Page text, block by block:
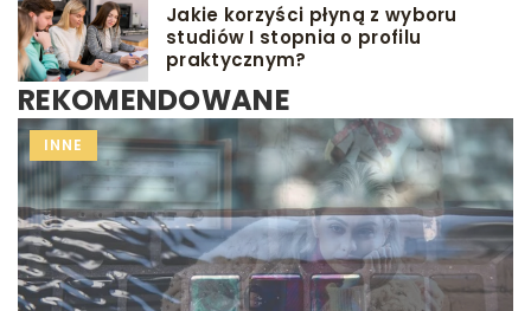
Jakie korzyści płyną z wyboru
studiów I stopnia o profilu
praktycznym?
REKOMENDOWANE
INNE
INNE
INNE